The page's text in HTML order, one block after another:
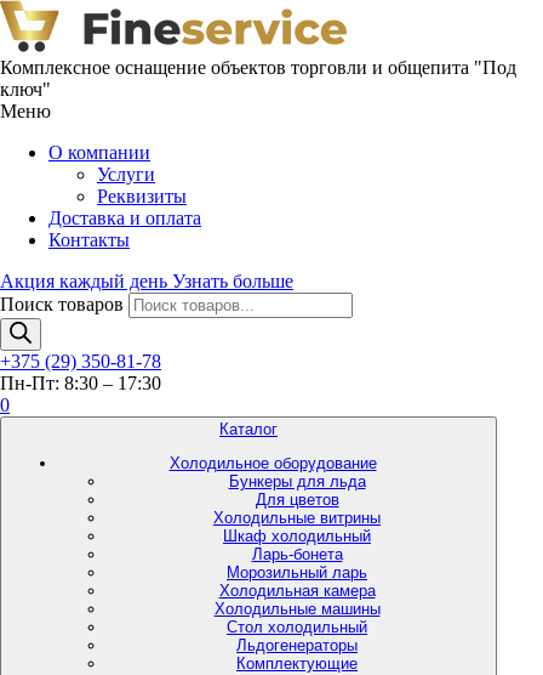
Комплексное оснащение объектов торговли и общепита "Под
ключ"
Меню
О компании
Услуги
Реквизиты
Доставка и оплата
Контакты
Акция каждый день Узнать больше
Поиск товаров
+375 (29) 350-81-78
Пн-Пт: 8:30 – 17:30
0
Каталог
Холодильное оборудование
Бункеры для льда
Для цветов
Холодильные витрины
Шкаф холодильный
Ларь-бонета
Морозильный ларь
Холодильная камера
Холодильные машины
Стол холодильный
Льдогенераторы
Комплектующие